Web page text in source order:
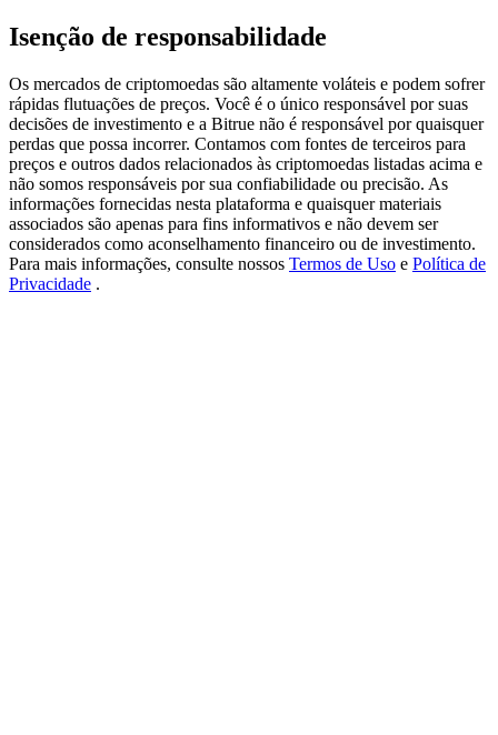
Share 500000 CASHCAT prize pool
Exclusive for BitMart Users
Register & Trade to Win 500,000 USDT
Isenção de responsabilidade
Os mercados de criptomoedas são altamente voláteis e podem sofrer
rápidas flutuações de preços. Você é o único responsável por suas
decisões de investimento e a Bitrue não é responsável por quaisquer
perdas que possa incorrer. Contamos com fontes de terceiros para
preços e outros dados relacionados às criptomoedas listadas acima e
não somos responsáveis por sua confiabilidade ou precisão. As
informações fornecidas nesta plataforma e quaisquer materiais
associados são apenas para fins informativos e não devem ser
considerados como aconselhamento financeiro ou de investimento.
Para mais informações, consulte nossos Termos de Uso e Política de
Privacidade .